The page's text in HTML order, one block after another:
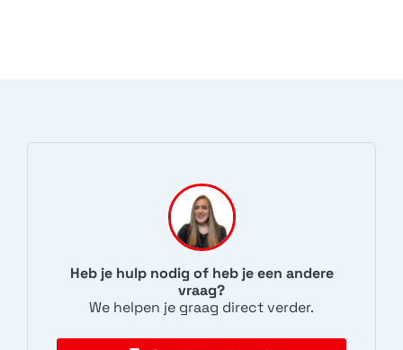
Heb je hulp nodig of heb je een andere
vraag?
We helpen je graag direct verder.